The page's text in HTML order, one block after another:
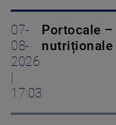
07-
08-
2026
17:03
Portocale